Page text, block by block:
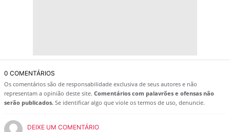
0 COMENTÁRIOS
Os comentários são de responsabilidade exclusiva de seus autores e não
representam a opinião deste site. Comentários com palavrões e ofensas não
serão publicados. Se identificar algo que viole os termos de uso, denuncie.
DEIXE UM COMENTÁRIO